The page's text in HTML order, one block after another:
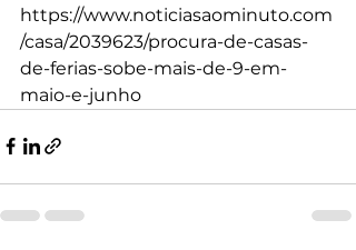
https://www.noticiasaominuto.com
/casa/2039623/procura-de-casas-
de-ferias-sobe-mais-de-9-em-
maio-e-junho